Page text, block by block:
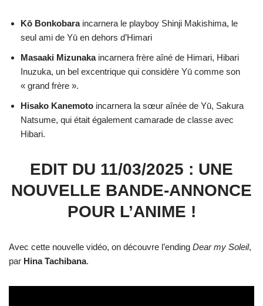
Kō Bonkobaraincarnera le playboy Shinji Makishima, le
seul ami de Yū en dehors d’Himari
Masaaki Mizunakaincarnera frère aîné de Himari, Hibari
Inuzuka, un bel excentrique qui considère Yū comme son
« grand frère ».
Hisako Kanemoto incarnera la sœur aînée de Yū, Sakura
Natsume, qui était également camarade de classe avec
Hibari.
EDIT DU 11/03/2025 : UNE
NOUVELLE BANDE-ANNONCE
POUR L’ANIME !
Avec cette nouvelle vidéo, on découvre l’ending Dear my Soleil,
par Hina Tachibana.